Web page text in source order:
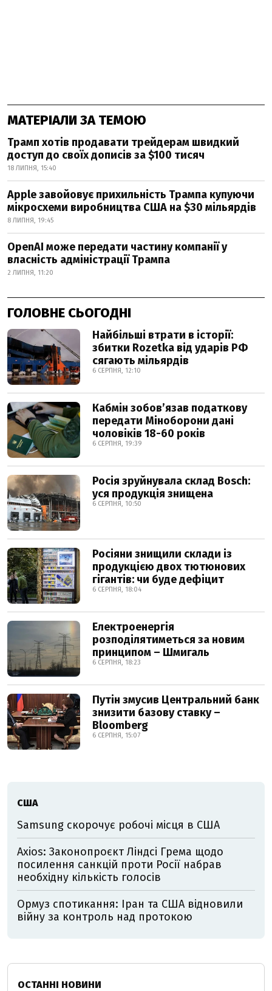
МАТЕРІАЛИ ЗА ТЕМОЮ
Трамп хотів продавати трейдерам швидкий
доступ до своїх дописів за $100 тисяч
18 ЛИПНЯ, 15:40
Apple завойовує прихильність Трампа купуючи
мікросхеми виробництва США на $30 мільярдів
8 ЛИПНЯ, 19:45
OpenAI може передати частину компанії у
власність адміністрації Трампа
2 ЛИПНЯ, 11:20
ГОЛОВНЕ СЬОГОДНІ
Найбільші втрати в історії:
збитки Rozetka від ударів РФ
сягають мільярдів
6 СЕРПНЯ, 12:10
Кабмін зобовʼязав податкову
передати Міноборони дані
чоловіків 18-60 років
6 СЕРПНЯ, 19:39
Росія зруйнувала склад Bosch:
уся продукція знищена
6 СЕРПНЯ, 10:50
Росіяни знищили склади із
продукцією двох тютюнових
гігантів: чи буде дефіцит
6 СЕРПНЯ, 18:04
Електроенергія
розподілятиметься за новим
принципом – Шмигаль
6 СЕРПНЯ, 18:23
Путін змусив Центральний банк
знизити базову ставку –
Bloomberg
6 СЕРПНЯ, 15:07
США
Samsung скорочує робочі місця в США
Axios: Законопроєкт Ліндсі Грема щодо
посилення санкцій проти Росії набрав
необхідну кількість голосів
Ормуз спотикання: Іран та США відновили
війну за контроль над протокою
ОСТАННІ НОВИНИ